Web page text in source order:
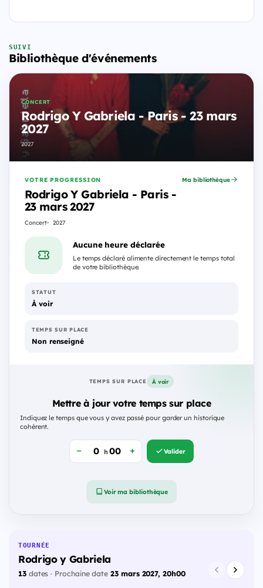
SUIVI
Bibliothèque d'événements
CONCERT
Rodrigo Y Gabriela - Paris - 23 mars
2027
2027
VOTRE PROGRESSION
Rodrigo Y Gabriela - Paris -
23 mars 2027
Concert 2027
Ma bibliothèque
Aucune heure déclarée
Le temps déclaré alimente directement le temps total
de votre bibliothèque.
STATUT
À voir
TEMPS SUR PLACE
Non renseigné
TEMPS SUR PLACE À voir
Mettre à jour votre temps sur place
Indiquez le temps que vous y avez passé pour garder un historique
cohérent.
h Valider
Voir ma bibliothèque
TOURNÉE
Rodrigo y Gabriela
13dates · Prochaine date23 mars 2027, 20h00